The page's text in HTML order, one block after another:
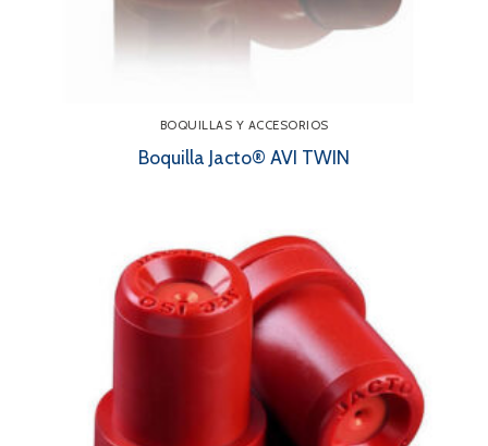
BOQUILLAS Y ACCESORIOS
Boquilla Jacto® AVI TWIN